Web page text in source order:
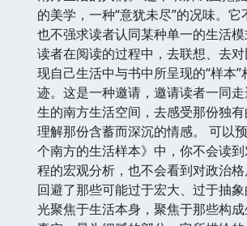
的美学，一种“意犹未尽”的况味。它
也不强求读者认同某种单一的生活
读者在阅读的过程中，去联想、去
现自己生活中与书中所呈现的“样本
迹。这是一种邀请，邀请读者一同
生的南方生活空间，去感受那份独
理解那份含蓄而深沉的情感。 可以
个南方的生活样本》中，你不会读
程的宏观分析，也不会看到对政治
回避了那些可能过于宏大、过于抽
光聚焦于生活本身，聚焦于那些构